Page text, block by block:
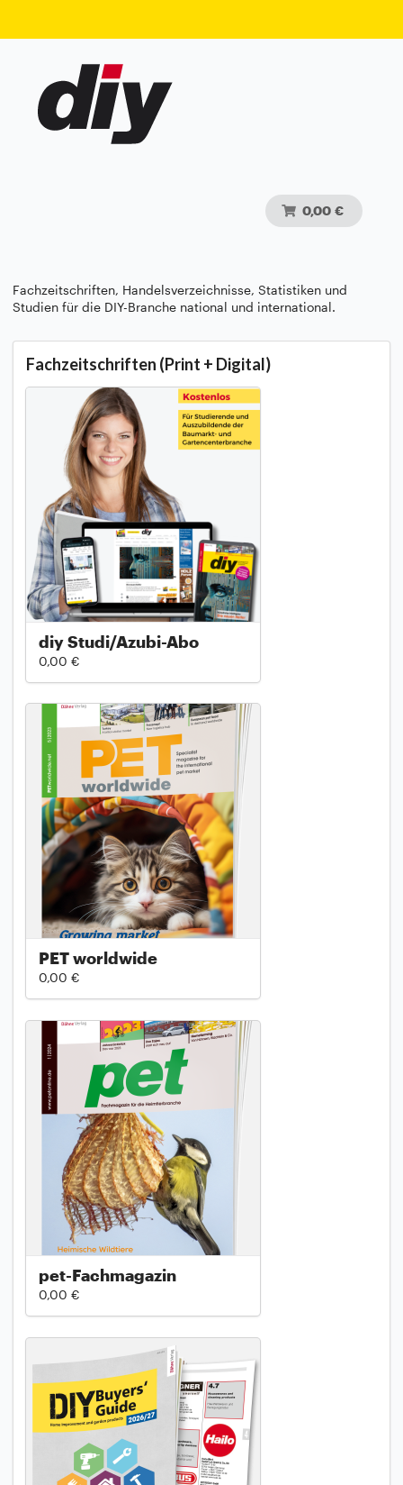
0,00 €
Fachzeitschriften, Handelsverzeichnisse, Statistiken und
Studien für die DIY-Branche national und international.
Fachzeitschriften (Print + Digital)
diy Studi/Azubi-Abo
0,00 €
PET worldwide
0,00 €
pet-Fachmagazin
0,00 €